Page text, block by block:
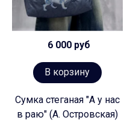
6 000 руб
В корзину
Сумка стеганая "А у нас
в раю" (А. Островская)